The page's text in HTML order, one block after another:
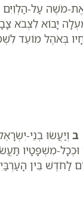
מֹשֶׁה עַל-הַלְוִיִּם
יָבוֹא לִצְבֹא
בְּאֹהֶל מוֹעֵד
ב וְיַעֲשׂוּ בְנֵי-
מִשְׁפָּטָיו
לַחֹדֶשׁ בֵּין